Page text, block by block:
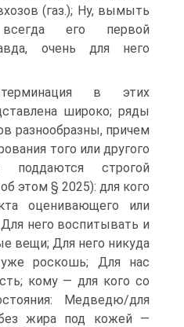
(газ.); Ну, вымыть
его первой
очень для него
в этих
широко; ряды
разнообразны, причем
того или другого
строгой
этом § 2025): для кого
оценивающего или
него воспитывать и
вещи; Для него никуда
роскошь; Для нас
кому — для кого со
Медведю/для
жира под кожей —